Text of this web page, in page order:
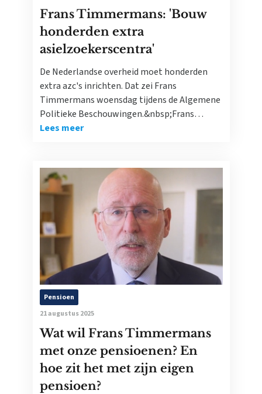
Frans Timmermans: 'Bouw
honderden extra
asielzoekerscentra'
De Nederlandse overheid moet honderden
extra azc's inrichten. Dat zei Frans
Timmermans woensdag tijdens de Algemene
Politieke Beschouwingen.&nbsp;Frans…
Lees meer
Pensioen
21 augustus 2025
Wat wil Frans Timmermans
met onze pensioenen? En
hoe zit het met zijn eigen
pensioen?